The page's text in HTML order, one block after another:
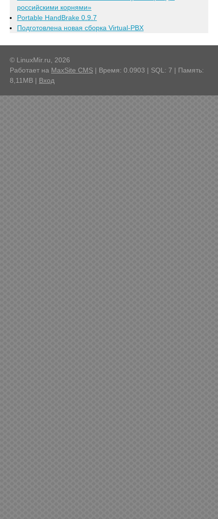
российскими корнями»
Portable HandBrake 0.9.7
Подготовлена новая сборка Virtual-PBX
© LinuxMir.ru, 2026
Работает на MaxSite CMS | Время: 0.0903 | SQL: 7 | Память:
8,11MB | Вход